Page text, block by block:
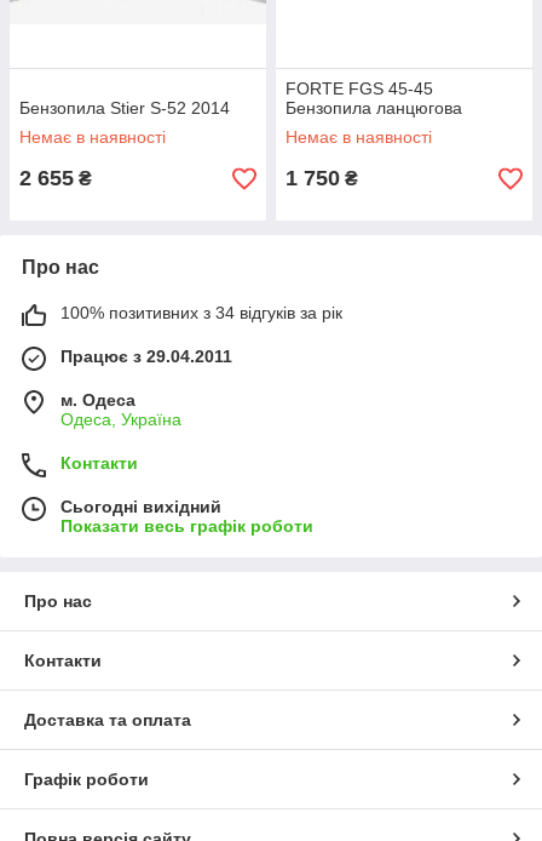
Бензопила Stier S-52 2014
Немає в наявності
2 655 ₴
FORTE FGS 45-45
Бензопила ланцюгова
Немає в наявності
1 750 ₴
Про нас
100% позитивних з 34 відгуків за рік
Працює з 29.04.2011
м. Одеса
Одеса, Україна
Контакти
Сьогодні вихідний
Показати весь графік роботи
Про нас
Контакти
Доставка та оплата
Графік роботи